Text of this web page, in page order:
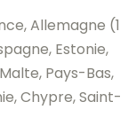
Allemagne (1
Estonie,
Pays-Bas,
Chypre, Saint-